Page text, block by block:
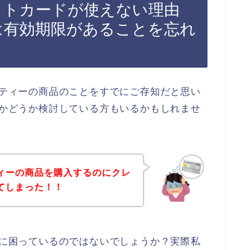
カードが使えない理由
効期限があることを忘れ
ィーの商品のことをすでにご存知だと思い
どうか検討している方もいるかもしれませ
ーの商品を購入するのにクレ
まった！！
困っているのではないでしょうか？実際私